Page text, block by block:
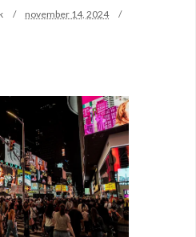
november 14, 2024